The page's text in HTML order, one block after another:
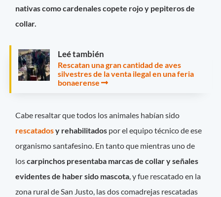
nativas como cardenales copete rojo y pepiteros de
collar.
Leé también
Rescatan una gran cantidad de aves
silvestres de la venta ilegal en una feria
bonaerense
Cabe resaltar que todos los animales habían sido
rescatadosy rehabilitados por el equipo técnico de ese
organismo santafesino. En tanto que mientras uno de
loscarpinchos presentaba marcas de collar y señales
evidentes de haber sido mascota, y fue rescatado en la
zona rural de San Justo, las dos comadrejas rescatadas